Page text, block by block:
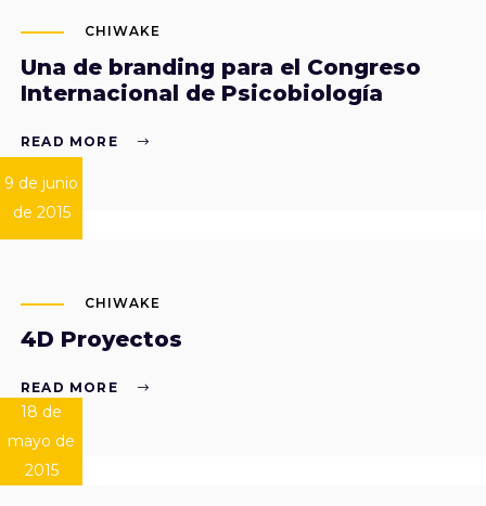
CHIWAKE
Una de branding para el Congreso
Internacional de Psicobiología
READ MORE
9 de junio
de 2015
CHIWAKE
4D Proyectos
READ MORE
18 de
mayo de
2015